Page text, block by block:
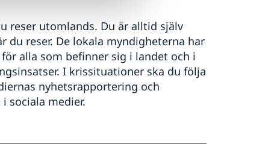
reser utomlands. Du är alltid själv
reser. De lokala myndigheterna har
alla som befinner sig i landet och i
I krissituationer ska du följa
nyhetsrapportering och
sociala medier.